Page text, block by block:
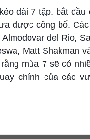
dài 7 tập, bắt đầu
được công bố.
del Rio,
Matt Shakman
mùa 7 sẽ có
chính của các